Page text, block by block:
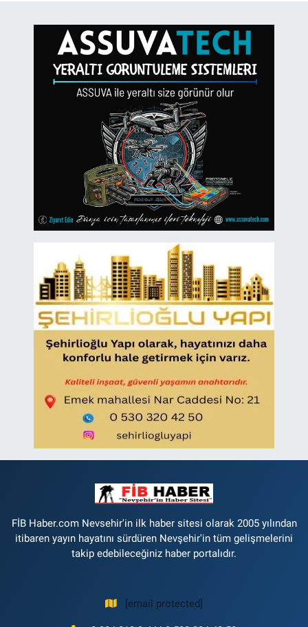
FİB Haber.com Nevsehir'in ilk haber sitesi olarak 2005 yılından
itibaren yayın hayatını sürdüren Nevşehir'in tüm gelişmelerini
takip edebileceğiniz haber portalıdır.
[email protected]